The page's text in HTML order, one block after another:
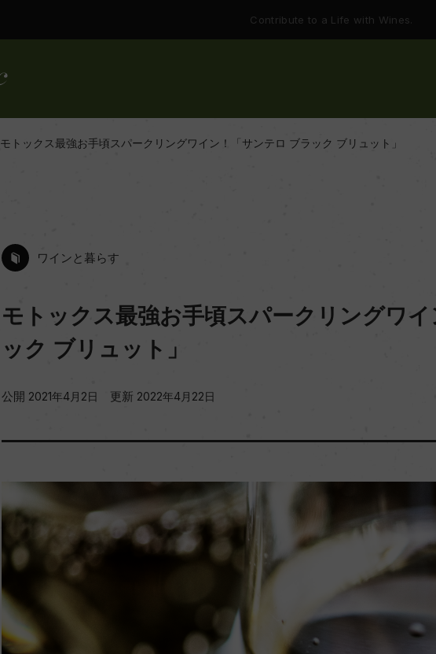
Contribute to a Life with Wines.
モトックス最強お手頃スパークリングワイン！「サンテロ ブラック ブリュット」
ワインと暮らす
モトックス最強お手頃スパークリングワ
ック ブリュット」
公開 2021年4月2日 更新 2022年4月22日